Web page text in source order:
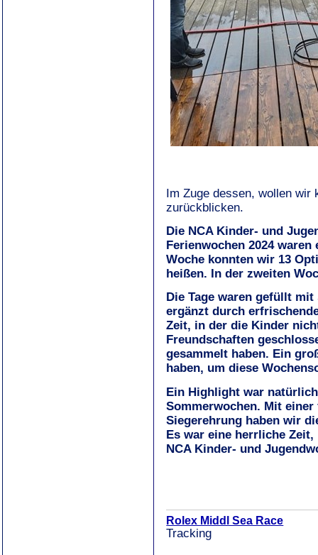
Im Zuge dessen, wollen wir
zurückblicken.
Die NCA Kinder- und
Ferienwochen 2024
Woche konnten wir 13
heißen. In der zweiten
Die Tage waren gefüllt
ergänzt durch
Zeit, in der die Kinder
Freundschaften
gesammelt haben. Ein
haben, um diese
Ein Highlight war
Sommerwochen. Mit
Siegerehrung haben wir
Es war eine herrliche
NCA Kinder- und
Rolex Middl Sea Race
Tracking